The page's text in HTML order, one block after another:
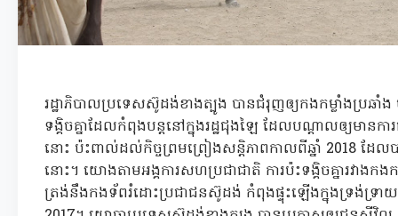
រដ្ឋាភិបាលប្រទេសស៊ូដង់ខាងត្បូង បានជំរុញឲ្យកងកម្លាំងប្រឆាំង
ទង្គិចគ្នាដែលកំពុងបន្តនៅក្នុងរដ្ឋជុងឡៃ ដែលបណ្តាលឲ្យមាន
នោះ ប៉ះពាល់ដល់កិច្ចព្រមព្រៀងសន្តិភាពកាលពីឆ្នាំ 2018 ដែល
នោះ។ យោងតាមអង្គការសហប្រជាជាតិ ការប៉ះទង្គិចគ្នារវាងក
ត្រង់នឹងកងទ័ពរំដោះប្រជាជនស៊ូដង់ កំពុងផ្ទុះឡើងក្នុងទ្រង់ទ្រា